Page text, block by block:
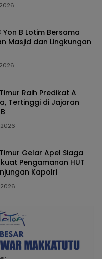
B Lotim Bersama
Masjid dan Lingkungan
Raih Predikat A
Tertinggi di Jajaran
Gelar Apel Siaga
Pengamanan HUT
Kapolri